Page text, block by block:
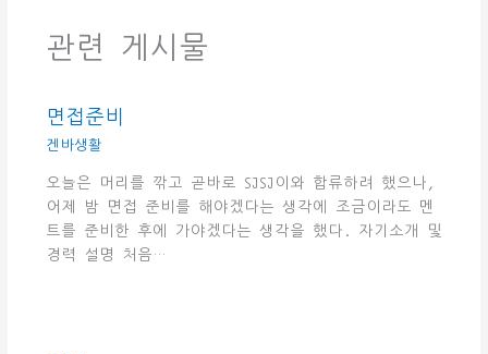
관련 게시물
면접준비
겐바생활
오늘은 머리를 깎고 곧바로 SJSJ이와 합류하려 했으나,
어제 밤 면접 준비를 해야겠다는 생각에 조금이라도 멘
트를 준비한 후에 가야겠다는 생각을 했다. 자기소개 및
경력 설명 처음…